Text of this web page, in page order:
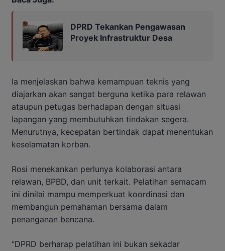
DPRD Tekankan Pengawasan
Proyek Infrastruktur Desa
Ia menjelaskan bahwa kemampuan teknis yang
diajarkan akan sangat berguna ketika para relawan
ataupun petugas berhadapan dengan situasi
lapangan yang membutuhkan tindakan segera.
Menurutnya, kecepatan bertindak dapat menentukan
keselamatan korban.
Rosi menekankan perlunya kolaborasi antara
relawan, BPBD, dan unit terkait. Pelatihan semacam
ini dinilai mampu memperkuat koordinasi dan
membangun pemahaman bersama dalam
penanganan bencana.
“DPRD berharap pelatihan ini bukan sekadar